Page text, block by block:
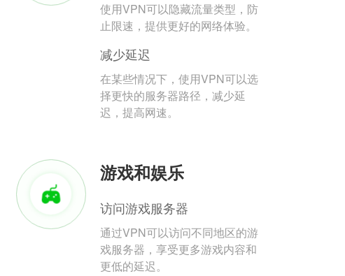
使用VPN可以隐藏流量类型，防
止限速，提供更好的网络体验。
减少延迟
在某些情况下，使用VPN可以选
择更快的服务器路径，减少延
迟，提高网速。
游戏和娱乐
访问游戏服务器
通过VPN可以访问不同地区的游
戏服务器，享受更多游戏内容和
更低的延迟。